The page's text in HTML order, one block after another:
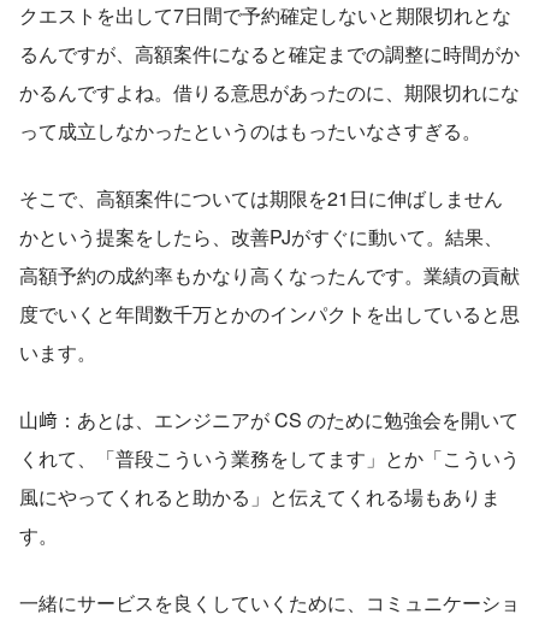
クエストを出して7日間で予約確定しないと期限切れとな
るんですが、高額案件になると確定までの調整に時間がか
かるんですよね。借りる意思があったのに、期限切れにな
って成立しなかったというのはもったいなさすぎる。
そこで、高額案件については期限を21日に伸ばしません
かという提案をしたら、改善PJがすぐに動いて。結果、
高額予約の成約率もかなり高くなったんです。業績の貢献
度でいくと年間数千万とかのインパクトを出していると思
います。
山﨑：あとは、エンジニアが CS のために勉強会を開いて
くれて、「普段こういう業務をしてます」とか「こういう
風にやってくれると助かる」と伝えてくれる場もありま
す。
一緒にサービスを良くしていくために、コミュニケーショ